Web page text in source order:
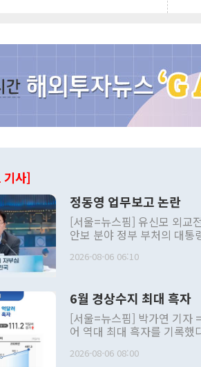
기사]
정동영 업무보고 논란
[서울=뉴스핌] 유신모 외교
안보 분야 정부 부처의 대
발언 중에는 정부 내 조율을
주의적 희망에 근거한 비현
관의 대북 정책 관련 발언이
관 부처 장관이 공개적으로
관의 무리한 대북 접근법과
다. [정동영 통일부 장관이 지난달 23일 오후 서울 종로구 정부서울청사에
2026-08-06 06:10
6월 경상수지 최대 흑자
[서울=뉴스핌] 박가연 기자
어 역대 최대 흑자를 기록
료=한국은행] 한국은행이 6일 발표한 '2026년 6월 국제수지(잠정)'에 따르
2026-08-06 08:00